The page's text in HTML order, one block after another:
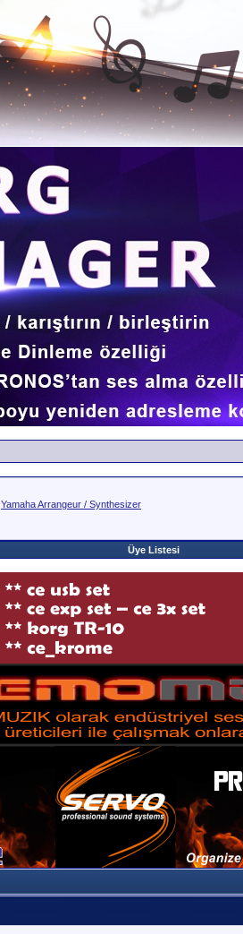
Yamaha Arrangeur / Synthesizer
Üye Listesi